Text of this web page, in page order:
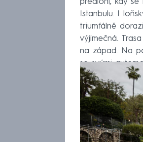
předloni, kdy
Istanbulu. I
triumfálně
výjimečná.
na západ. Na
se svými